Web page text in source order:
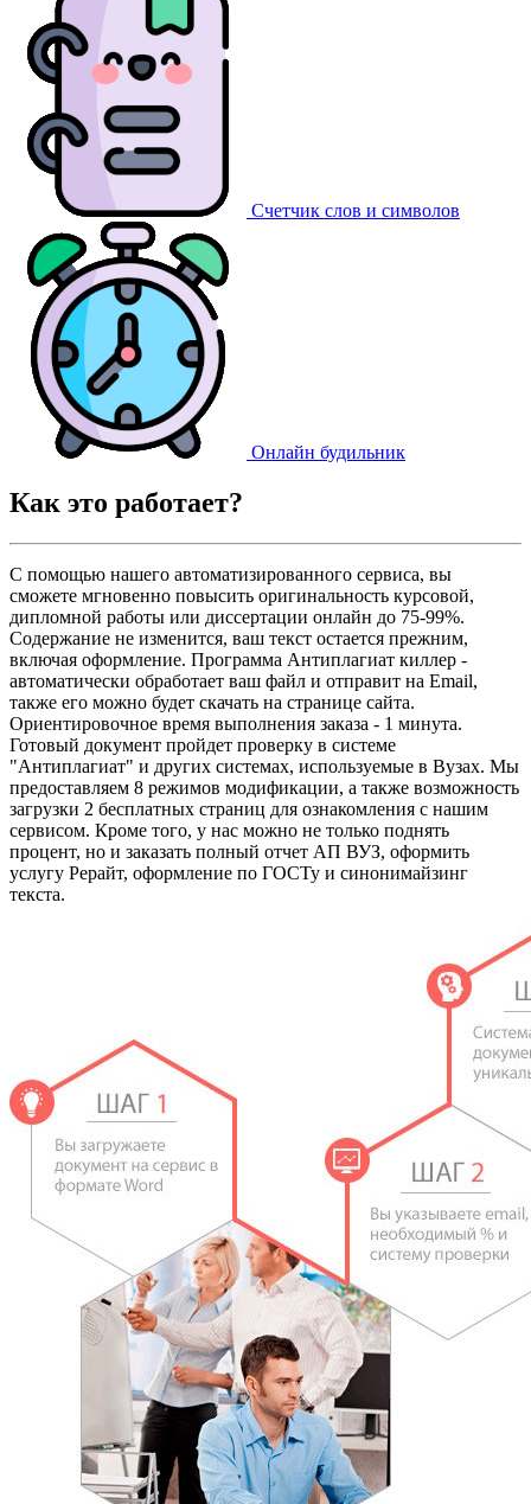
Счетчик слов и символов
Онлайн будильник
Как это работает?
С помощью нашего автоматизированного сервиса, вы
сможете мгновенно повысить оригинальность курсовой,
дипломной работы или диссертации онлайн до 75-99%.
Содержание не изменится, ваш текст остается прежним,
включая оформление. Программа Антиплагиат киллер -
автоматически обработает ваш файл и отправит на Email,
также его можно будет скачать на странице сайта.
Ориентировочное время выполнения заказа - 1 минута.
Готовый документ пройдет проверку в системе
"Антиплагиат" и других системах, используемые в Вузах. Мы
предоставляем 8 режимов модификации, а также возможность
загрузки 2 бесплатных страниц для ознакомления с нашим
сервисом. Кроме того, у нас можно не только поднять
процент, но и заказать полный отчет АП ВУЗ, оформить
услугу Рерайт, оформление по ГОСТу и синонимайзинг
текста.